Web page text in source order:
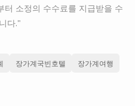
터 소정의 수수료를 지급받을 수
다."
장가계국빈호텔 장가계여행